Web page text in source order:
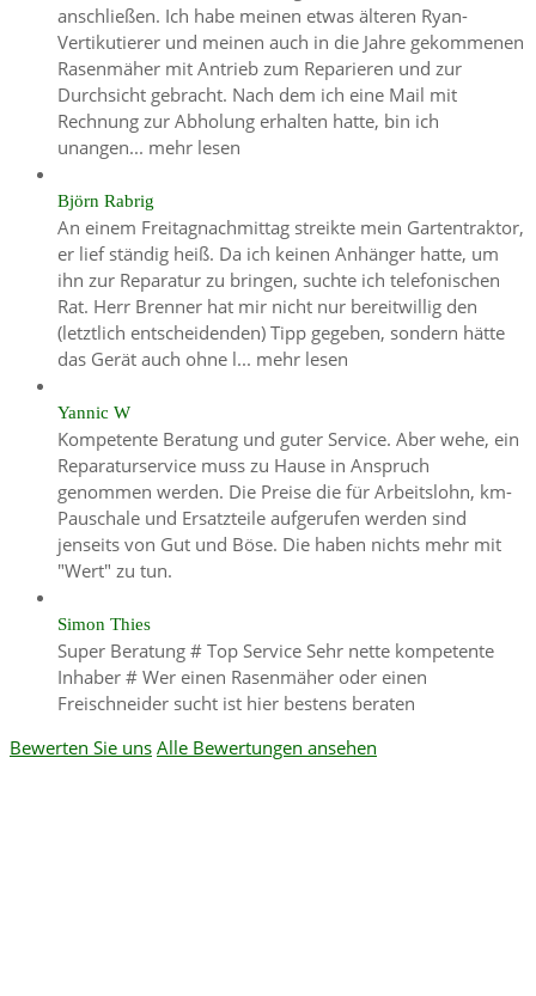
anschließen. Ich habe meinen etwas älteren Ryan-
Vertikutierer und meinen auch in die Jahre gekommenen
Rasenmäher mit Antrieb zum Reparieren und zur
Durchsicht gebracht. Nach dem ich eine Mail mit
Rechnung zur Abholung erhalten hatte, bin ich
unangen... mehr lesen
Björn Rabrig
An einem Freitagnachmittag streikte mein Gartentraktor,
er lief ständig heiß. Da ich keinen Anhänger hatte, um
ihn zur Reparatur zu bringen, suchte ich telefonischen
Rat. Herr Brenner hat mir nicht nur bereitwillig den
(letztlich entscheidenden) Tipp gegeben, sondern hätte
das Gerät auch ohne l... mehr lesen
Yannic W
Kompetente Beratung und guter Service. Aber wehe, ein
Reparaturservice muss zu Hause in Anspruch
genommen werden. Die Preise die für Arbeitslohn, km-
Pauschale und Ersatzteile aufgerufen werden sind
jenseits von Gut und Böse. Die haben nichts mehr mit
"Wert" zu tun.
Simon Thies
Super Beratung # Top Service Sehr nette kompetente
Inhaber # Wer einen Rasenmäher oder einen
Freischneider sucht ist hier bestens beraten
Bewerten Sie uns Alle Bewertungen ansehen